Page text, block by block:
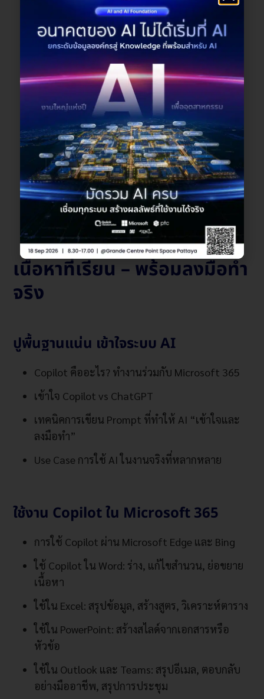
ได้ลงมือสร้าง AI Agent ที่เข้าใจข้อมูลภายใน
องค์กร
เรียนรู้การเชื่อมโยง Copilot กับระบบต่าง ๆ ของ
องค์กร
ฝึกใช้กับเคสงานจริง พร้อมแนวทางนำไปต่อยอด
ได้รับ Certificate รับรองการเรียนจบคอร์ส
ได้ไฟล์ตัวอย่างที่สามารถนำไปปรับใช้ต่อได้ทันที
เนื้อหาที่เรียน – พร้อมลงมือทำ
จริง
ปูพื้นฐานแน่น เข้าใจระบบ AI
Copilot คืออะไร? ทำงานร่วมกับ Microsoft 365
เข้าใจ Copilot vs ChatGPT
เทคนิคการเขียน Prompt ที่ทำให้ AI “เข้าใจและ
ลงมือทำ”
Use Case การใช้ AI ในงานจริงที่หลากหลาย
ใช้งาน Copilot ใน Microsoft 365
การใช้ Copilot ผ่าน Microsoft Edge และ Bing
ใช้ Copilot ใน Word: ร่าง, แก้ไขสำนวน, ย่อขยาย
เนื้อหา
ใช้ใน Excel: สรุปข้อมูล, สร้างสูตร, วิเคราะห์ตาราง
ใช้ใน PowerPoint: สร้างสไลด์จากเอกสารหรือ
หัวข้อ
ใช้ใน Outlook และ Teams: สรุปอีเมล, ตอบกลับ
อย่างมืออาชีพ, สรุปการประชุม